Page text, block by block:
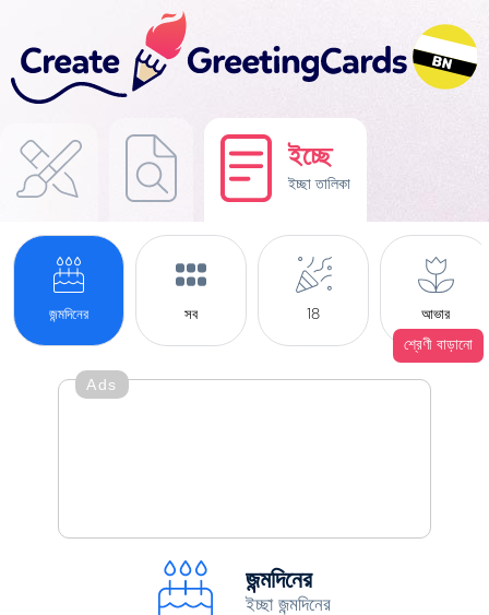
ইচ্ছে
ইচ্ছা তালিকা
জন্মদিনের সব 18 আভার
শ্রেণী বাড়ানো
Ads
জন্মদিনের
ইচ্ছা জন্মদিনের